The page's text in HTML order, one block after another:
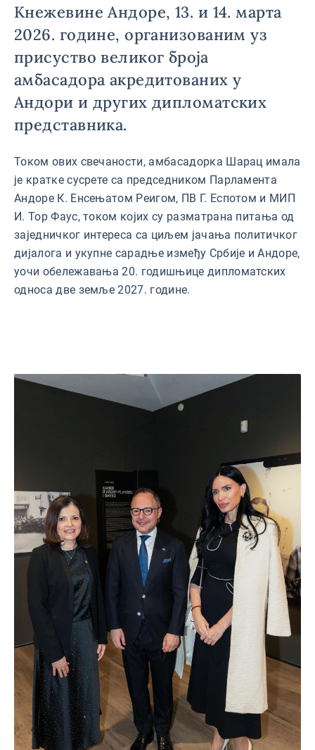
Кнежевине Андоре, 13. и 14. марта
2026. године, организованим уз
присуство великог броја
амбасадора акредитованих у
Андори и других дипломатских
представника.
Током ових свечаности, амбасадорка Шарац имала
је кратке сусрете са председником Парламента
Андоре К. Енсењатом Реигом, ПВ Г. Еспотом и МИП
И. Тор Фаус, током којих су разматрана питања од
заједничког интереса са циљем јачања политичког
дијалога и укупне сарадње између Србије и Андоре,
уочи обележавања 20. годишњице дипломатских
односа две земље 2027. године.